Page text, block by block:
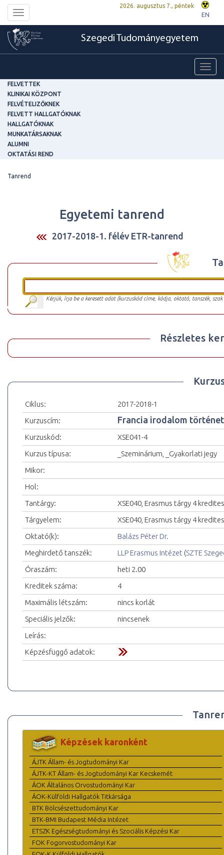
Toggle
navigation
2026. augusztus 7., péntek
EN
Szegedi Tudományegyetem
FELVETTEK
KLINIKAI KÖZPONT
FELVÉTELIZŐKNEK
FELVETT HALLGATÓKNAK
HALLGATÓKNAK
MUNKATÁRSAKNAK
ALUMNI
OKTATÁSI REND
Tanrend
Egyetemi tanrend
2017-2018-1. félév ETR-tanrend
Kérjük, írja be a keresett adat (kurzuskód címe, kódja, oktató, tanszék,
Részletes
Ciklus:
2017-2018-1
Kurzuscím:
Francia irodalom
Kurzuskód:
XSE041-4
Kurzus típusa:
_Szeminárium, _Gyakorlati jegy
Mikor:
Hol:
Tantárgy:
XSE040, Erasmus tárgy 4 kredites
Tárgyelem:
XSE040, Erasmus tárgy 4 kredites
Oktató(k):
Balázs Péter Dr.
Meghirdető tanszék:
LLP Erasmus Intézet (SZTE
Óraszám:
heti 2.00
Kreditek száma:
4
Maximális létszám:
nincs korlát
Speciális jelzők:
nincsenek
Leírás:
Képzésfüggő adatok:
Képzések karonként
ÁJTK Állam- és Jogtudományi Kar
ÁJTK-KT Állam- és Jogtudományi Kar Kecskemét
ÁOK Általános Orvostudományi Kar
ÁOK-Külföldi Hallgatók Titkársága
BTK Bölcsészettudományi Kar
BTK-BMI Budapest Média Intézet
ETSZK Egészségtudományi és Szociális Képzési Kar
FOK Fogorvostudományi Kar